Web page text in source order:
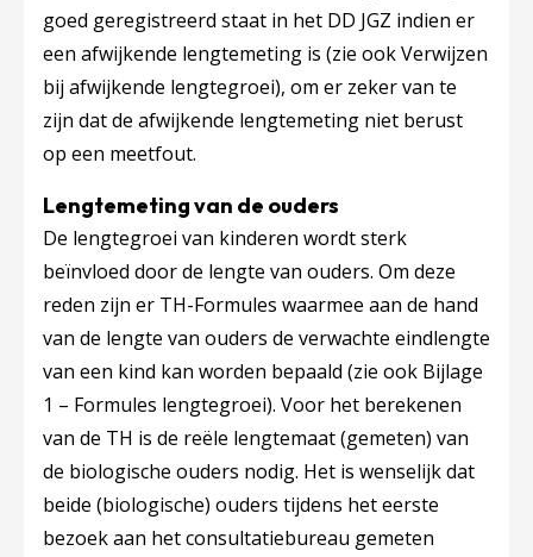
goed geregistreerd staat in het DD JGZ indien er
een afwijkende lengtemeting is (zie ook Verwijzen
bij afwijkende lengtegroei), om er zeker van te
zijn dat de afwijkende lengtemeting niet berust
op een meetfout.
Lengtemeting van de ouders
De lengtegroei van kinderen wordt sterk
beïnvloed door de lengte van ouders. Om deze
reden zijn er TH-Formules waarmee aan de hand
van de lengte van ouders de verwachte eindlengte
van een kind kan worden bepaald (zie ook Bijlage
1 – Formules lengtegroei). Voor het berekenen
van de TH is de reële lengtemaat (gemeten) van
de biologische ouders nodig. Het is wenselijk dat
beide (biologische) ouders tijdens het eerste
bezoek aan het consultatiebureau gemeten